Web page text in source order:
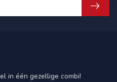
in één gezellige combi!